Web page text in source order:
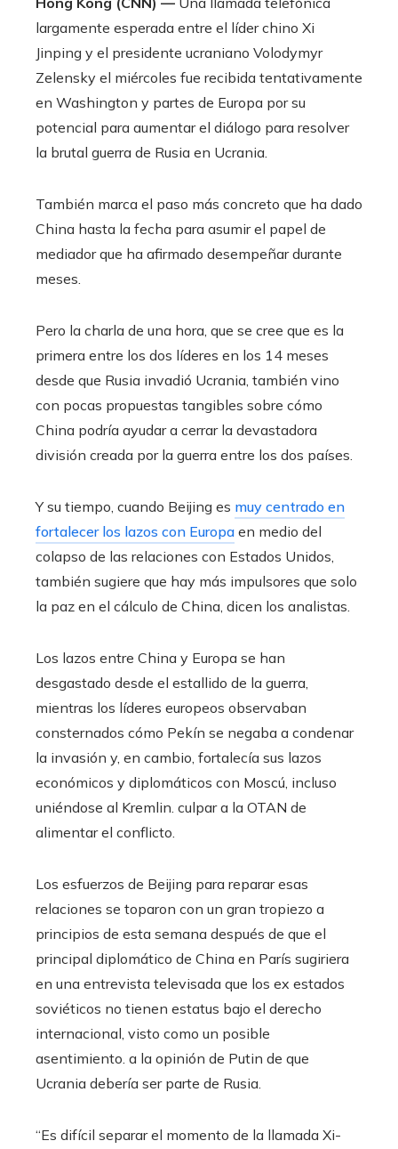
largamente esperada entre el líder chino Xi
Jinping y el presidente ucraniano Volodymyr
Zelensky el miércoles fue recibida tentativamente
en Washington y partes de Europa por su
potencial para aumentar el diálogo para resolver
la brutal guerra de Rusia en Ucrania.
También marca el paso más concreto que ha dado
China hasta la fecha para asumir el papel de
mediador que ha afirmado desempeñar durante
meses.
Pero la charla de una hora, que se cree que es la
primera entre los dos líderes en los 14 meses
desde que Rusia invadió Ucrania, también vino
con pocas propuestas tangibles sobre cómo
China podría ayudar a cerrar la devastadora
división creada por la guerra entre los dos países.
Y su tiempo, cuando Beijing es muy centrado en
fortalecer los lazos con Europa en medio del
colapso de las relaciones con Estados Unidos,
también sugiere que hay más impulsores que solo
la paz en el cálculo de China, dicen los analistas.
Los lazos entre China y Europa se han
desgastado desde el estallido de la guerra,
mientras los líderes europeos observaban
consternados cómo Pekín se negaba a condenar
la invasión y, en cambio, fortalecía sus lazos
económicos y diplomáticos con Moscú, incluso
uniéndose al Kremlin. culpar a la OTAN de
alimentar el conflicto.
Los esfuerzos de Beijing para reparar esas
relaciones se toparon con un gran tropiezo a
principios de esta semana después de que el
principal diplomático de China en París sugiriera
en una entrevista televisada que los ex estados
soviéticos no tienen estatus bajo el derecho
internacional, visto como un posible
asentimiento. a la opinión de Putin de que
Ucrania debería ser parte de Rusia.
“Es difícil separar el momento de la llamada Xi-